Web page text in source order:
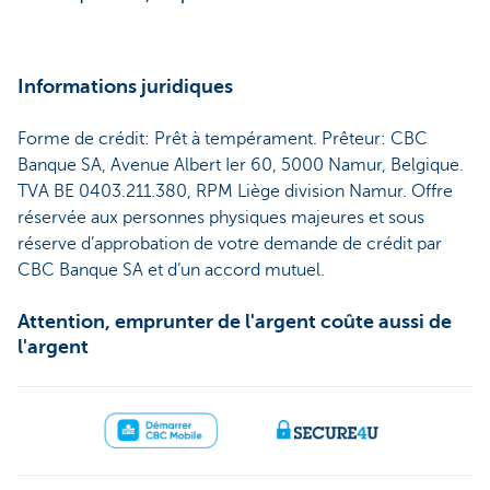
Informations juridiques
Forme de crédit: Prêt à tempérament. Prêteur: CBC
Banque SA, Avenue Albert Ier 60, 5000 Namur, Belgique.
TVA BE 0403.211.380, RPM Liège division Namur. Offre
réservée aux personnes physiques majeures et sous
réserve d’approbation de votre demande de crédit par
CBC Banque SA et d’un accord mutuel.
Attention, emprunter de l'argent coûte aussi de
l'argent